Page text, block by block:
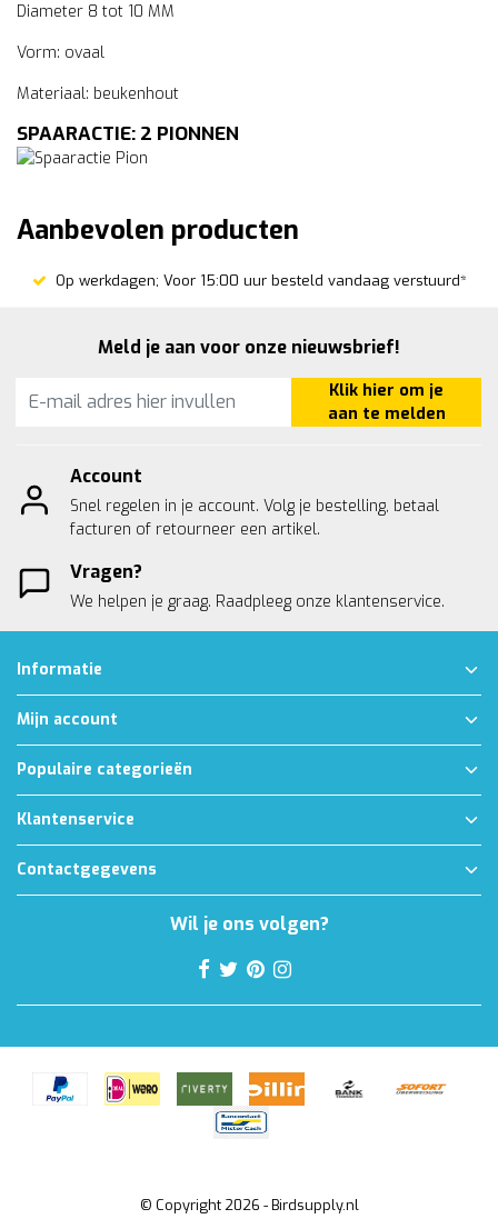
Diameter 8 tot 10 MM
Vorm: ovaal
Materiaal: beukenhout
SPAARACTIE: 2 PIONNEN
Aanbevolen producten
Op werkdagen; Voor 15:00 uur besteld vandaag verstuurd*
Meld je aan voor onze nieuwsbrief!
Klik hier om je
aan te melden
Account
Snel regelen in je account. Volg je bestelling, betaal
facturen of retourneer een artikel.
Vragen?
We helpen je graag. Raadpleeg onze klantenservice.
Informatie
Mijn account
Populaire categorieën
Klantenservice
Contactgegevens
Wil je ons volgen?
© Copyright 2026 - Birdsupply.nl